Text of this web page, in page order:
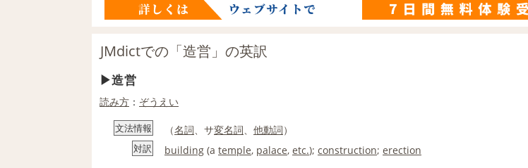
JMdictでの「造営」の英訳
造営
読み方 ： ぞうえい
文法情報 （名詞 、サ変名詞 他動詞）
対訳 building (a temple, palace, etc.); construction; erection